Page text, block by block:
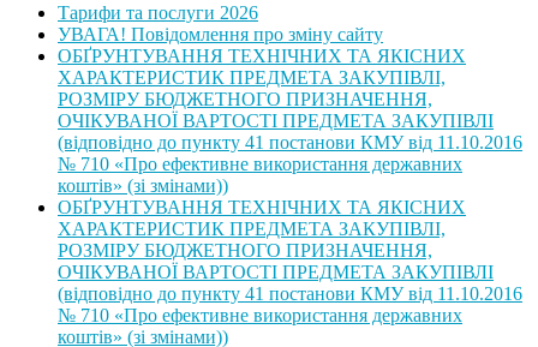
Тарифи та послуги 2026
УВАГА! Повідомлення про зміну сайту
ОБҐРУНТУВАННЯ ТЕХНІЧНИХ ТА ЯКІСНИХ
ХАРАКТЕРИСТИК ПРЕДМЕТА ЗАКУПІВЛІ,
РОЗМІРУ БЮДЖЕТНОГО ПРИЗНАЧЕННЯ,
ОЧІКУВАНОЇ ВАРТОСТІ ПРЕДМЕТА ЗАКУПІВЛІ
(відповідно до пункту 41 постанови КМУ від 11.10.2016
№ 710 «Про ефективне використання державних
коштів» (зі змінами))
ОБҐРУНТУВАННЯ ТЕХНІЧНИХ ТА ЯКІСНИХ
ХАРАКТЕРИСТИК ПРЕДМЕТА ЗАКУПІВЛІ,
РОЗМІРУ БЮДЖЕТНОГО ПРИЗНАЧЕННЯ,
ОЧІКУВАНОЇ ВАРТОСТІ ПРЕДМЕТА ЗАКУПІВЛІ
(відповідно до пункту 41 постанови КМУ від 11.10.2016
№ 710 «Про ефективне використання державних
коштів» (зі змінами))